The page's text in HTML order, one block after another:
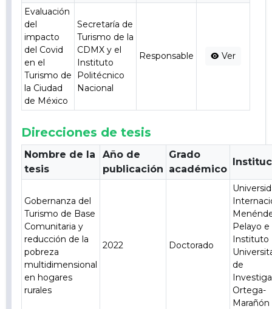
Evaluación
del
impacto
del Covid
en el
Turismo de
la Ciudad
de México
Secretaría de
Turismo de la
CDMX y el
Instituto
Politécnico
Nacional
Responsable Ver
Direcciones de tesis
Nombre de la
tesis
Año de
publicación
Grado
académico
Gobernanza del
Turismo de Base
Comunitaria y
reducción de la
pobreza
multidimensional
en hogares
rurales
2022 Doctorado
Pelayo e
Instituto
de
Ortega-
Marañón